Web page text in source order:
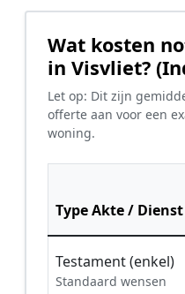
Wat kosten
in Visvliet?
Let op: Dit zijn
offerte aan voor een
woning.
Type Akte / Dienst
Testament (enkel)
Standaard wensen